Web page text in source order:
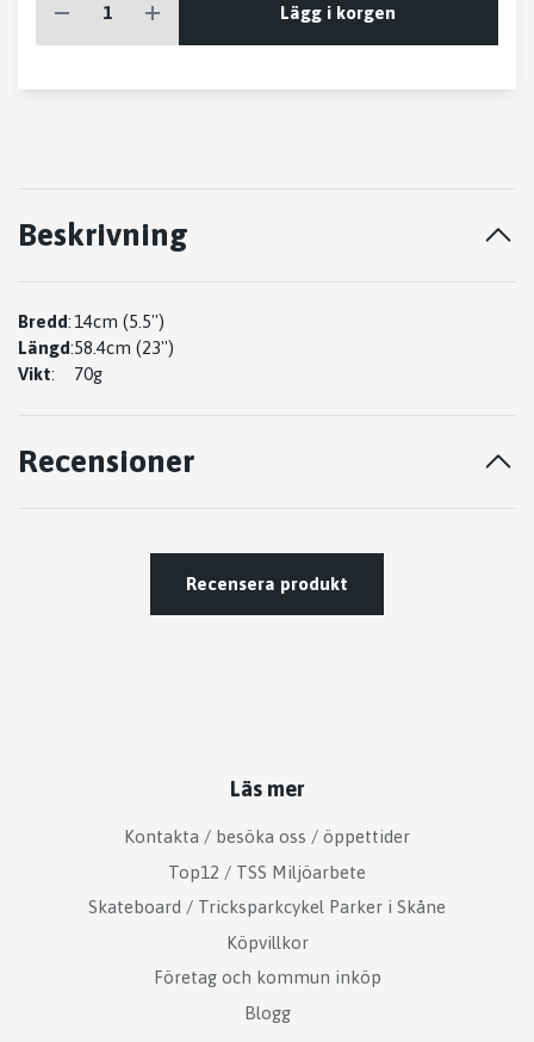
Lägg i korgen
Beskrivning
Bredd:14cm (5.5'')
Längd:58.4cm (23'')
Vikt: 70g
Recensioner
Recensera produkt
Läs mer
Kontakta / besöka oss / öppettider
Top12 / TSS Miljöarbete
Skateboard / Tricksparkcykel Parker i Skåne
Köpvillkor
Företag och kommun inköp
Blogg